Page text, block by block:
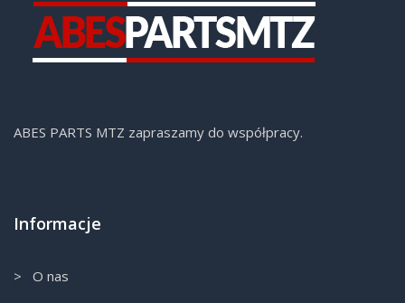
ABES PARTS MTZ zapraszamy do współpracy.
Informacje
> O nas